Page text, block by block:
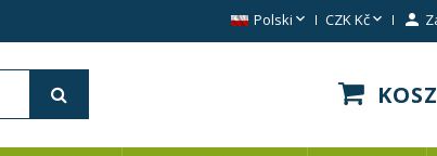
Polski  CZK Kč 